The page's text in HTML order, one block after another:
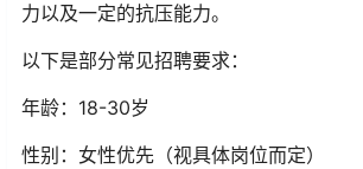
力以及一定的抗压能力。
以下是部分常见招聘要求：
年龄：18-30岁
性别：女性优先（视具体岗位而定）